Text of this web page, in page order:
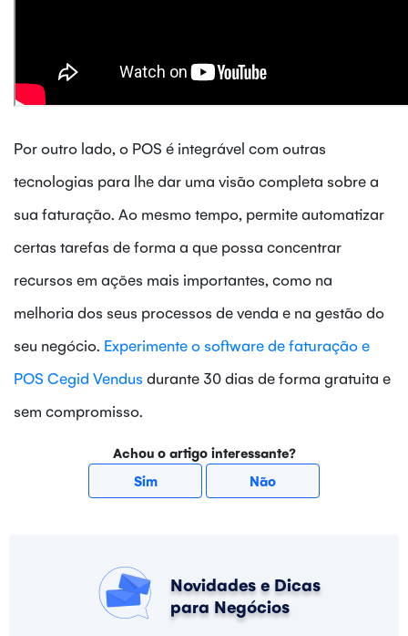
Por outro lado, o POS é integrável com outras
tecnologias para lhe dar uma visão completa sobre a
sua faturação. Ao mesmo tempo, permite automatizar
certas tarefas de forma a que possa concentrar
recursos em ações mais importantes, como na
melhoria dos seus processos de venda e na gestão do
seu negócio. Experimente o software de faturação e
POS Cegid Vendus durante 30 dias de forma gratuita e
sem compromisso.
Achou o artigo interessante?
Sim
Não
Novidades e Dicas
para Negócios